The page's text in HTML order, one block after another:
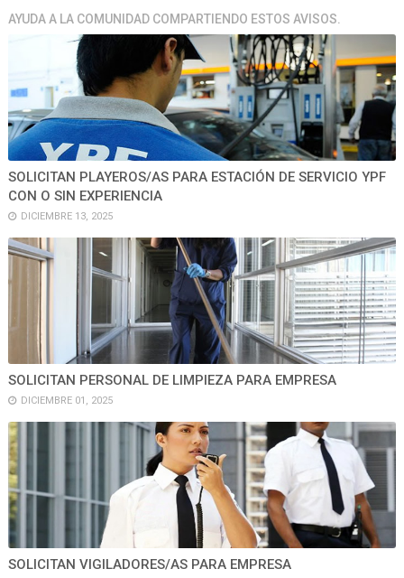
AYUDA A LA COMUNIDAD COMPARTIENDO ESTOS AVISOS.
SOLICITAN PLAYEROS/AS PARA ESTACIÓN DE SERVICIO YPF
CON O SIN EXPERIENCIA
DICIEMBRE 13, 2025
SOLICITAN PERSONAL DE LIMPIEZA PARA EMPRESA
DICIEMBRE 01, 2025
SOLICITAN VIGILADORES/AS PARA EMPRESA